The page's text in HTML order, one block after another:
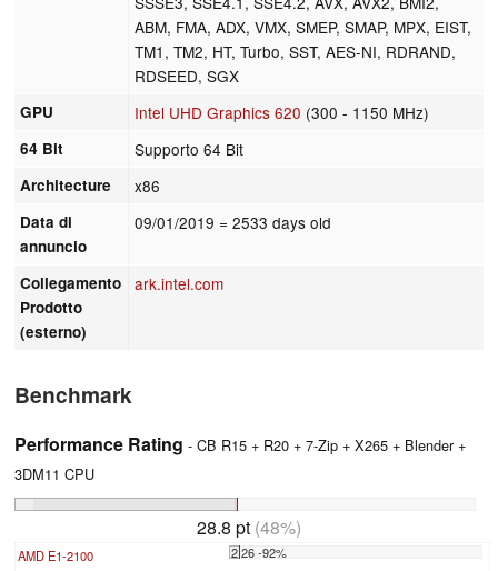
ABM, FMA, ADX, VMX, SMEP, SMAP, MPX, EIST,
TM1, TM2, HT, Turbo, SST, AES-NI, RDRAND,
RDSEED, SGX
GPU Intel UHD Graphics 620 (300 - 1150 MHz)
64 Bit Supporto 64 Bit
Architecture x86
Data di
annuncio
09/01/2019 = 2533 days old
Collegamento
Prodotto
(esterno)
ark.intel.com
Benchmark
Performance Rating - CB R15 + R20 + 7-Zip + X265 + Blender +
3DM11 CPU
28.8 pt (48%)
AMD E1-2100 2.26 -92%